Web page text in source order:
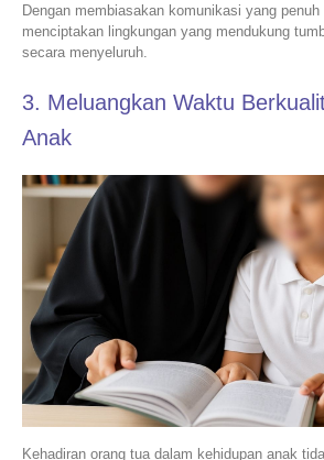
Dengan membiasakan komunikasi yang
menciptakan lingkungan yang mendukung
secara menyeluruh.
3. Meluangkan Waktu
Anak
Kehadiran orang tua dalam kehidupan anak